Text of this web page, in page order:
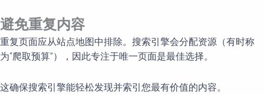
避免重复内容
重复页面应从站点地图中排除。搜索引擎会分配资源（有时称
为“爬取预算”），因此专注于唯一页面是最佳选择。
这确保搜索引擎能轻松发现并索引您最有价值的内容。